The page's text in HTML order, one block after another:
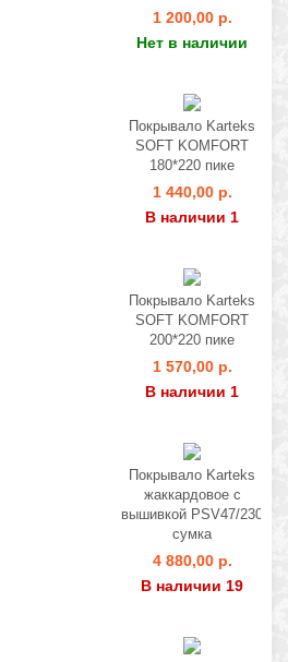
1 200,00 р.
Нет в наличии
Покрывало Karteks
SOFT KOMFORT
180*220 пике
1 440,00 р.
В наличии 1
Покрывало Karteks
SOFT KOMFORT
200*220 пике
1 570,00 р.
В наличии 1
Покрывало Karteks
жаккардовое с
вышивкой PSV47/230
сумка
4 880,00 р.
В наличии 19